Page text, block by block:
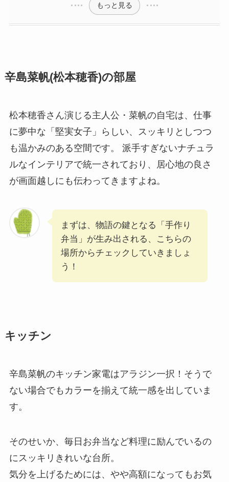
もっと見る
辛島菜帆(松本穂香)の部屋
松本穂香さん演じる主人公・菜帆の自宅は、仕事
に夢中な「堅実女子」らしい、スッキリとしつつ
も温かみのある空間です。 派手すぎないナチュラ
ルなインテリアで統一されており、居心地の良さ
が画面越しにも伝わってきますよね。
まずは、物語の鍵となる「手作り
弁当」が生み出される、こちらの
場所からチェックしていきましょ
う！
キッチン
辛島菜帆のキッチン家電はアラジン一択！そうで
ない場合でもカラーを揃えて統一感を出していま
す。
そのせいか、毎日お弁当など料理に励んでいるの
にスッキリきれいな台所。
気分を上げるためには、やや高額になってもお気